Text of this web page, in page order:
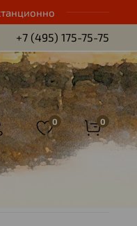
+7 (495) 175-75-75
0 0